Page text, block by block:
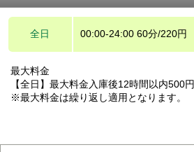
全日 00:00-24:00 60分/220円
最大料金
【全日】最大料金入庫後12時間以内500円
※最大料金は繰り返し適用となります。